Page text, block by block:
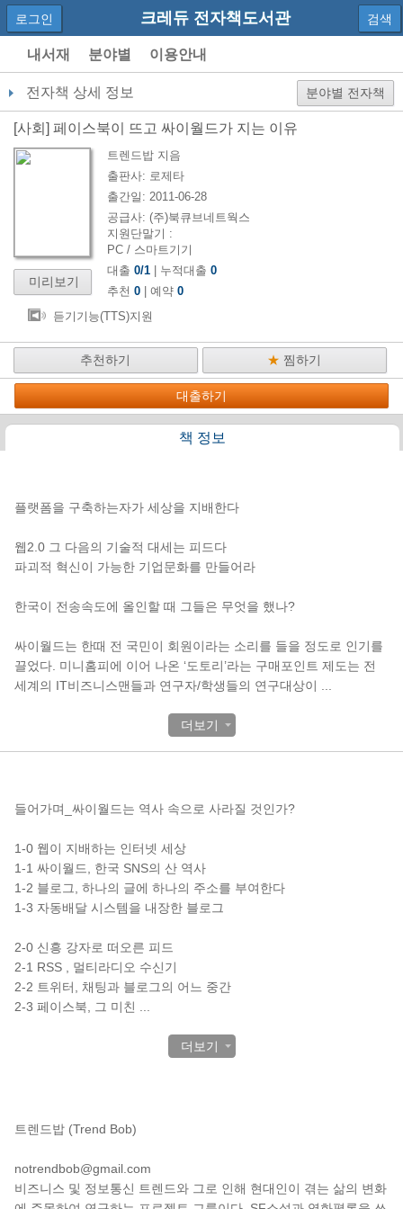
크레듀 전자책도서관
로그인 검색
내서재 분야별 이용안내
전자책 상세 정보 분야별 전자책
[사회 ] 페이스북이 뜨고 싸이월드가 지는 이유
미리보기
트렌드밥 지음
출판사: 로제타
출간일: 2011-06-28
공급사: (주)북큐브네트웍스
지원단말기 :
PC / 스마트기기
대출 0/1 | 누적대출 0
추천 0 | 예약 0
듣기기능(TTS)지원
추천하기 ★ 찜하기
대출하기
책 정보
플랫폼을 구축하는자가 세상을 지배한다
웹2.0 그 다음의 기술적 대세는 피드다
파괴적 혁신이 가능한 기업문화를 만들어라
한국이 전송속도에 올인할 때 그들은 무엇을 했나?
싸이월드는 한때 전 국민이 회원이라는 소리를 들을 정도로 인기를
끌었다. 미니홈피에 이어 나온 ‘도토리’라는 구매포인트 제도는 전
세계의 IT비즈니스맨들과 연구자/학생들의 연구대상이
더보기
들어가며_싸이월드는 역사 속으로 사라질 것인가?
1-0 웹이 지배하는 인터넷 세상
1-1 싸이월드, 한국 SNS의 산 역사
1-2 블로그, 하나의 글에 하나의 주소를 부여한다
1-3 자동배달 시스템을 내장한 블로그
2-0 신흥 강자로 떠오른 피드
2-1 RSS , 멀티라디오 수신기
2-2 트위터, 채팅과 블로그의 어느 중간
2-3 페이스북, 그 미친
더보기
트렌드밥 (Trend Bob)
notrendbob@gmail.com
비즈니스 및 정보통신 트렌드와 그로 인해 현대인이 겪는 삶의 변화